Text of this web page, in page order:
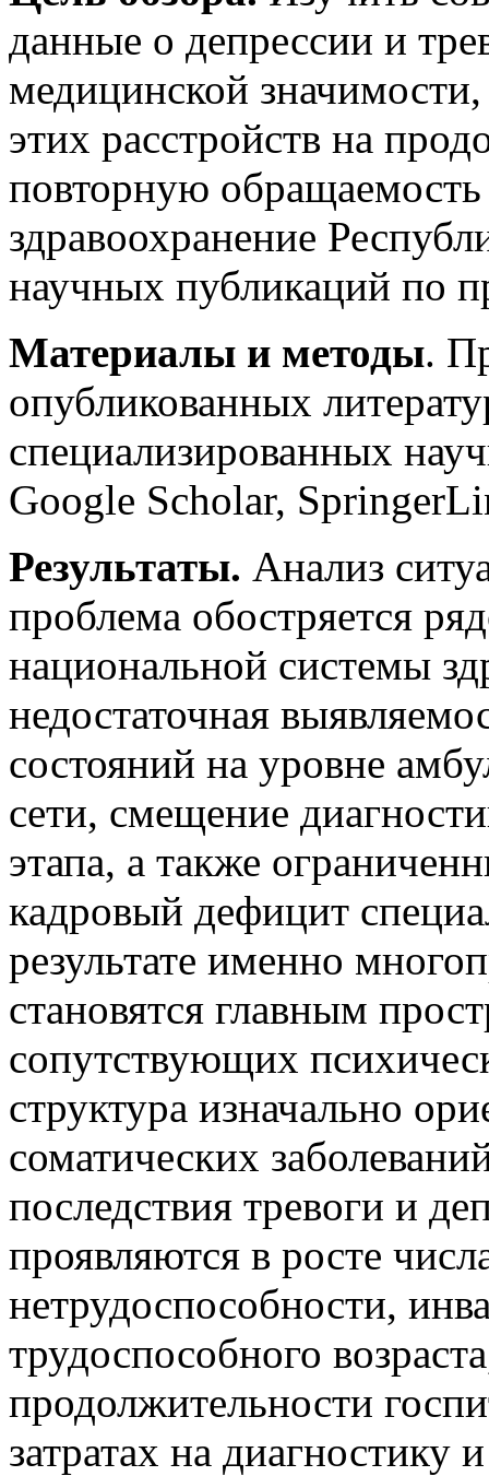
данные о депрессии и
медицинской
этих расстройств на
повторную
здравоохранение
научных публикаций по
Материалы и методы.
опубликованных
специализированных
Google Scholar,
Результаты. Анализ
проблема обостряется
национальной системы
недостаточная
состояний на уровне
сети, смещение
этапа, а также
кадровый дефицит
результате именно
становятся главным
сопутствующих
структура изначально
соматических
последствия тревоги и
проявляются в росте
нетрудоспособности,
трудоспособного
продолжительности
затратах на диагностику